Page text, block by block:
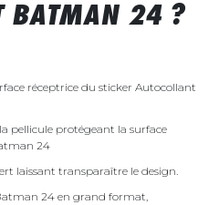
BATMAN 24 ?
réceptrice du sticker Autocollant
pellicule protégeant la surface
24
laissant transparaître le design.
24 en grand format,